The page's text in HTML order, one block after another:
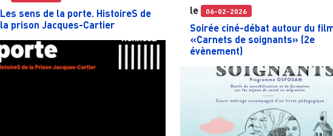
Les sens de la porte. HistoireS de
la prison Jacques-Cartier
le 06-02-2026
Soirée ciné-débat autour du
«Carnets de soignants» (2e
évènement)